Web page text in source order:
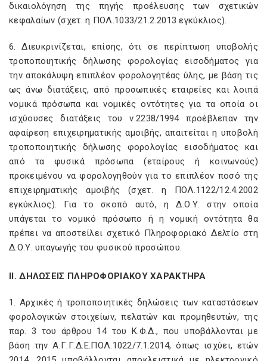
δικαιολόγηση της πηγής προέλευσης των σχετικών
κεφαλαίων (σχετ. η ΠΟΛ.1033/21.2.2013 εγκύκλιος).
6. Διευκρινίζεται, επίσης, ότι σε περίπτωση υποβολής
τροποποιητικής δήλωσης φορολογίας εισοδήματος για
την αποκάλυψη επιπλέον φορολογητέας ύλης, με βάση τις
ως άνω διατάξεις, από προσωπικές εταιρείες και λοιπά
νομικά πρόσωπα και νομικές οντότητες για τα οποία οι
ισχύουσες διατάξεις του ν.2238/1994 προέβλεπαν την
αφαίρεση επιχειρηματικής αμοιβής, απαιτείται η υποβολή
τροποποιητικής δήλωσης φορολογίας εισοδήματος και
από τα φυσικά πρόσωπα (εταίρους ή κοινωνούς)
προκειμένου να φορολογηθούν για το επιπλέον ποσό της
επιχειρηματικής αμοιβής (σχετ. η ΠΟΛ.1122/12.4.2002
εγκύκλιος). Για το σκοπό αυτό, η Δ.Ο.Υ. στην οποία
υπάγεται το νομικό πρόσωπο ή η νομική οντότητα θα
πρέπει να αποστείλει σχετικό Πληροφοριακό Δελτίο στη
Δ.Ο.Υ. υπαγωγής του φυσικού προσώπου.
ΙΙ. ΔΗΛΩΣΕΙΣ ΠΛΗΡΟΦΟΡΙΑΚΟΥ ΧΑΡΑΚΤΗΡΑ
1. Αρχικές ή τροποποιητικές δηλώσεις των καταστάσεων
φορολογικών στοιχείων, πελατών και προμηθευτών, της
παρ. 3 του άρθρου 14 του Κ.Φ.Δ., που υποβάλλονται με
βάση την Α.Γ.Γ.Δ.Ε.ΠΟΛ.1022/7.1.2014, όπως ισχύει, ετών